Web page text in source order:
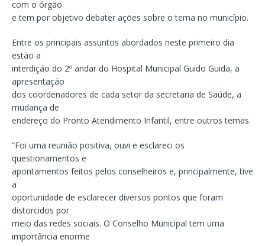
com o órgão
e tem por objetivo debater ações sobre o tema no município.
Entre os principais assuntos abordados neste primeiro dia
estão a
interdição do 2º andar do Hospital Municipal Guido Guida, a
apresentação
dos coordenadores de cada setor da secretaria de Saúde, a
mudança de
endereço do Pronto Atendimento Infantil, entre outros temas.
“Foi uma reunião positiva, ouvi e esclareci os
questionamentos e
apontamentos feitos pelos conselheiros e, principalmente, tive
a
oportunidade de esclarecer diversos pontos que foram
distorcidos por
meio das redes sociais. O Conselho Municipal tem uma
importância enorme